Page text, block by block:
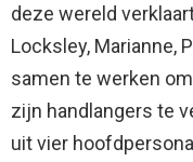
deze wereld
Locksley, Marianne,
samen te werken
zijn handlangers te
uit vier